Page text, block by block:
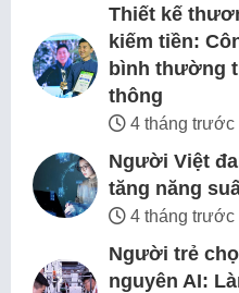
Thiết kế
kiếm tiền:
bình thường
thông
4 tháng trước
Người Việt
tăng năng
4 tháng trước
Người trẻ
nguyên AI: